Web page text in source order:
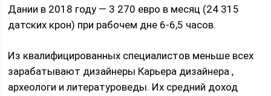
Дании в 2018 году — 3 270 евро в месяц (24 315
датских крон) при рабочем дне 6-6,5 часов.
Из квалифицированных специалистов меньше всех
зарабатывают дизайнеры Карьера дизайнера ,
археологи и литературоведы. Их средний доход